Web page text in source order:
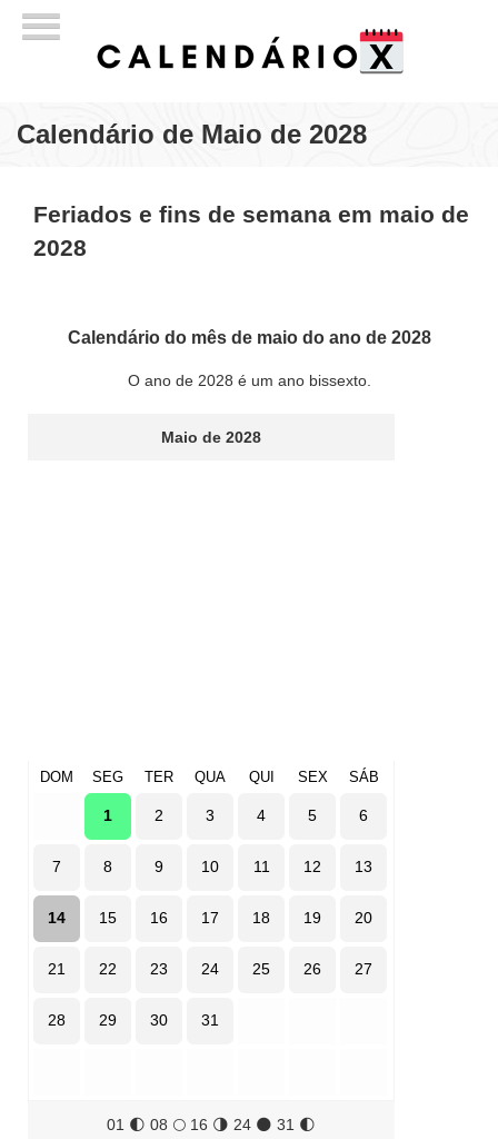
Calendário de Maio de 2028
Feriados e fins de semana em maio de
2028
Calendário do mês de maio do ano de 2028
O ano de 2028 é um ano bissexto.
Maio de 2028
DOM SEG TER QUA QUI SEX SÁB
1 2 3 4 5 6
7 8 9 10 11 12 13
14 15 16 17 18 19 20
21 22 23 24 25 26 27
28 29 30 31
01 🌓 08 🌕 16 🌗 24 🌑 31 🌓